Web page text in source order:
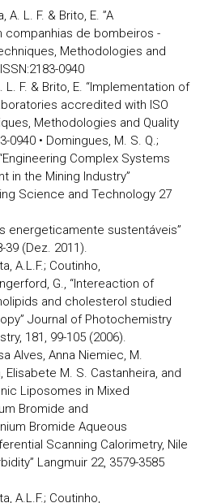
A. L. F. & Brito, E. ”A
companhias de bombeiros -
Methodologies and
0940
L. F. & Brito, E. “Implementation of
accredited with ISO
Methodologies and Quality
0940 • Domingues, M. S. Q.;
Complex Systems
in the Mining Industry”
Science and Technology 27
energeticamente sustentáveis”
39 (Dez. 2011).
A.L.F.; Coutinho,
G., “Intereaction of
and cholesterol studied
Journal of Photochemistry
181, 99-105 (2006).
Alves, Anna Niemiec, M.
Elisabete M. S. Castanheira, and
Liposomes in Mixed
Bromide and
Bromide Aqueous
Scanning Calorimetry, Nile
Langmuir 22, 3579-3585
A.L.F.; Coutinho,